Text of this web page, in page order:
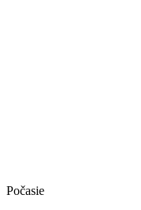
Počasie